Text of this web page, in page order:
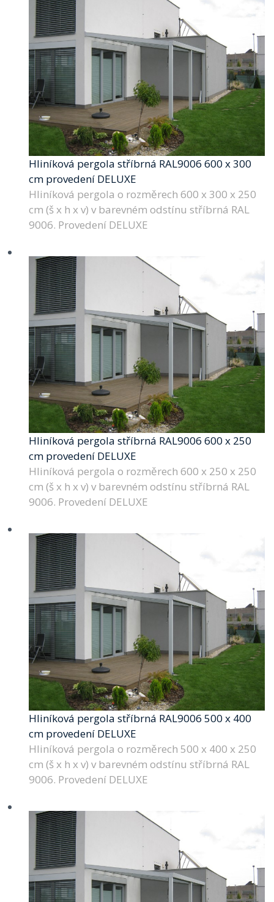
Hliníková pergola stříbrná RAL9006 600 x 300
cm provedení DELUXE
Hliníková pergola o rozměrech 600 x 300 x 250
cm (š x h x v) v barevném odstínu stříbrná RAL
9006. Provedení DELUXE
Hliníková pergola stříbrná RAL9006 600 x 250
cm provedení DELUXE
Hliníková pergola o rozměrech 600 x 250 x 250
cm (š x h x v) v barevném odstínu stříbrná RAL
9006. Provedení DELUXE
Hliníková pergola stříbrná RAL9006 500 x 400
cm provedení DELUXE
Hliníková pergola o rozměrech 500 x 400 x 250
cm (š x h x v) v barevném odstínu stříbrná RAL
9006. Provedení DELUXE